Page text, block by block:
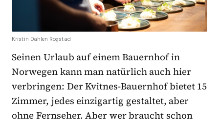
Kristin Dahlen Rogstad
Seinen Urlaub auf einem Bauernhof in
Norwegen kann man natürlich auch hier
verbringen: Der Kvitnes-Bauernhof bietet 15
Zimmer, jedes einzigartig gestaltet, aber
ohne Fernseher. Aber wer braucht schon